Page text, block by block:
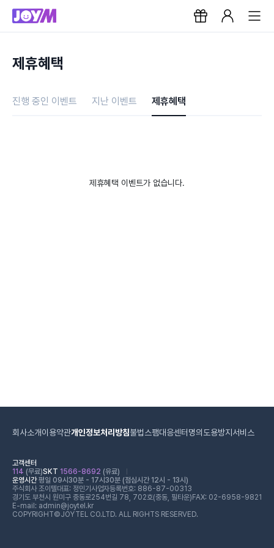
제휴혜택
진행 중인 이벤트 지난 이벤트 제휴혜택
제휴혜택 이벤트가 없습니다.
회사소개이용약관개인정보처리방침불법스팸대응센터 명의도용방지서비스
고객센터
114 (무료)SKT 1566-8692 (유료)
운영시간평일 09시30분 - 17시30분 (점심시간 12시 - 13시)
주식회사 조이텔대표: 정민기 사업자등록번호: 886-87-00313
경기도 부천시 원미구 중동로254번길 78, 702호(중동, 필타운) FAX: 02-6958-9821
E-mail: admin@joytel.kr
COPYRIGHT©JOYTEL CO.LTD. ALL RIGHTS RESERVED.